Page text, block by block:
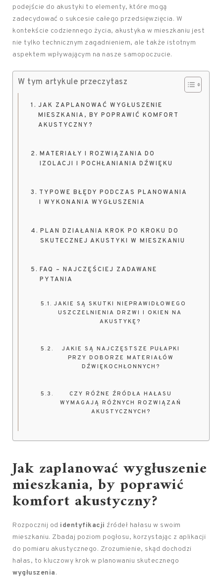
podejście do akustyki to elementy, które mogą
zadecydować o sukcesie całego przedsięwzięcia. W
kontekście codziennego życia, akustyka w mieszkaniu jest
nie tylko technicznym zagadnieniem, ale także istotnym
aspektem wpływającym na nasze samopoczucie.
W tym artykule przeczytasz
JAK ZAPLANOWAĆ WYGŁUSZENIE
MIESZKANIA, BY POPRAWIĆ KOMFORT
AKUSTYCZNY?
MATERIAŁY I ROZWIĄZANIA DO
IZOLACJI I POCHŁANIANIA DŹWIĘKU
TYPOWE BŁĘDY PODCZAS PLANOWANIA
I WYKONANIA WYGŁUSZENIA
PLAN DZIAŁANIA KROK PO KROKU DO
SKUTECZNEJ AKUSTYKI W MIESZKANIU
FAQ – NAJCZĘŚCIEJ ZADAWANE
PYTANIA
JAKIE SĄ SKUTKI NIEPRAWIDŁOWEGO
USZCZELNIENIA DRZWI I OKIEN NA
AKUSTYKĘ?
JAKIE SĄ NAJCZĘSTSZE PUŁAPKI
PRZY DOBORZE MATERIAŁÓW
DŹWIĘKOCHŁONNYCH?
CZY RÓŻNE ŹRÓDŁA HAŁASU
WYMAGAJĄ RÓŻNYCH ROZWIĄZAŃ
AKUSTYCZNYCH?
Jak zaplanować wygłuszenie
mieszkania, by poprawić
komfort akustyczny?
Rozpocznij od identyfikacji źródeł hałasu w swoim
mieszkaniu. Zbadaj poziom pogłosu, korzystając z aplikacji
do pomiaru akustycznego. Zrozumienie, skąd dochodzi
hałas, to kluczowy krok w planowaniu skutecznego
wygłuszenia.